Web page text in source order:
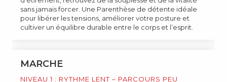
sans jamais forcer. Une Parenthèse de détente idéale
pour libérer les tensions, améliorer votre posture et
cultiver un équilibre durable entre le corps et l’esprit.
MARCHE
NIVEAU 1 : RYTHME LENT – PARCOURS PEU